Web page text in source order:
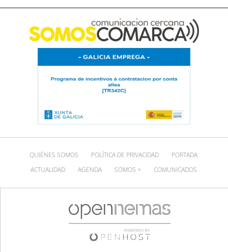
QUIÉNES SOMOS POLÍTICA DE PRIVACIDAD
PORTADA
ACTUALIDAD
AGENDA SOMOS + COMUNICADOS